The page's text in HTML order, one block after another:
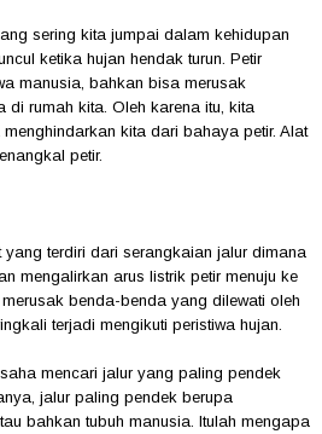
sering kita jumpai dalam kehidupan
ketika hujan hendak turun. Petir
manusia, bahkan bisa merusak
di rumah kita. Oleh karena itu, kita
kita dari bahaya petir. Alat
petir.
terdiri dari serangkaian jalur dimana
mengalirkan arus listrik petir menuju ke
benda-benda yang dilewati oleh
terjadi mengikuti peristiwa hujan.
mencari jalur yang paling pendek
jalur paling pendek berupa
bahkan tubuh manusia. Itulah mengapa